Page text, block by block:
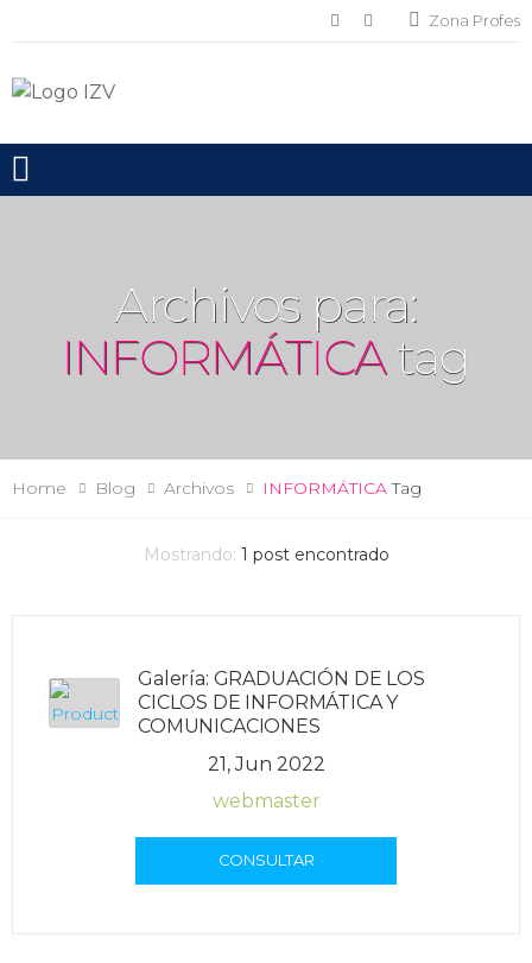
Zona Profes
Toggle mobile menu
Archivos para:
INFORMÁTICAtag
Home Blog Archivos INFORMÁTICA Tag
Mostrando: 1 post encontrado
Galería: GRADUACIÓN DE LOS
CICLOS DE INFORMÁTICA Y
COMUNICACIONES
21, Jun 2022
webmaster
CONSULTAR